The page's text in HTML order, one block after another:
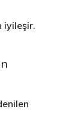
iyileşir.